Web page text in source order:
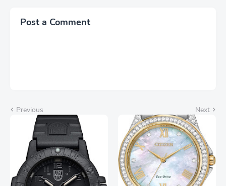
Post a Comment
Previous Next